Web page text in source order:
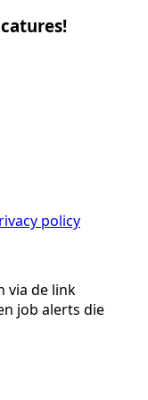
policy
via de link
job alerts die